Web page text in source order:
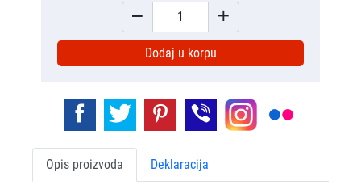
Dodaj u korpu
Opis proizvoda Deklaracija